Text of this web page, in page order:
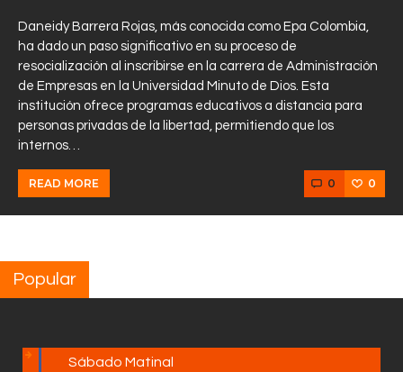
Daneidy Barrera Rojas, más conocida como Epa Colombia,
ha dado un paso significativo en su proceso de
resocialización al inscribirse en la carrera de Administración
de Empresas en la Universidad Minuto de Dios. Esta
institución ofrece programas educativos a distancia para
personas privadas de la libertad, permitiendo que los
internos…
READ MORE 0 0
Popular
Sábado Matinal